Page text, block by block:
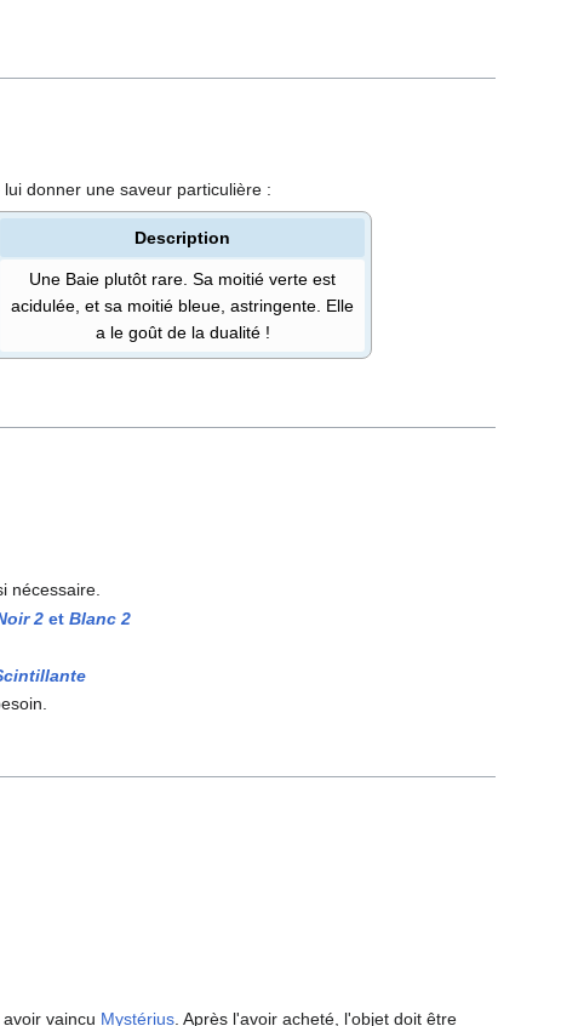
donner une saveur particulière :
Description
Une Baie plutôt rare. Sa moitié verte est
acidulée, et sa moitié bleue, astringente. Elle
a le goût de la dualité !
nécessaire.
2 et Blanc 2
vaincu Mystérius . Après l'avoir acheté, l'objet doit être